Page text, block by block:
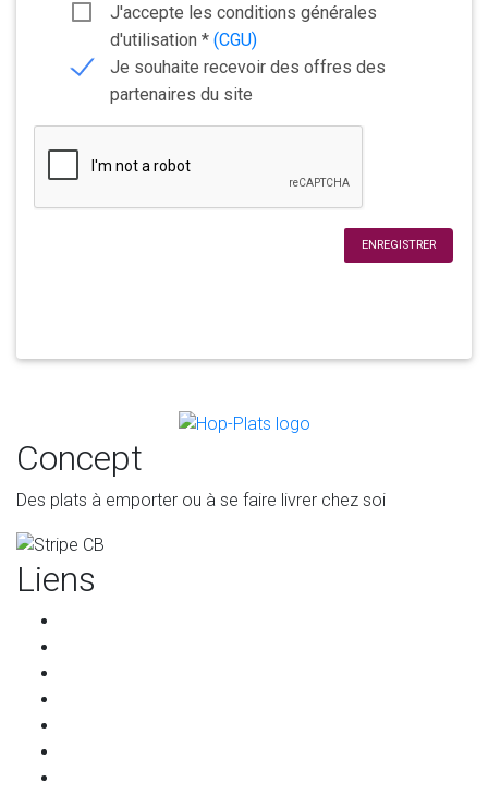
J'accepte les conditions générales
d'utilisation * (CGU)
Je souhaite recevoir des offres des
partenaires du site
ENREGISTRER
Concept
Des plats à emporter ou à se faire livrer chez soi
Liens